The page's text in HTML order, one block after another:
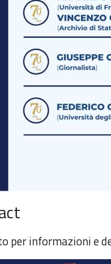
per informazioni e